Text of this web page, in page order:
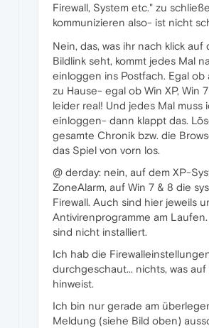
Firewall, System etc." zu
kommunizieren also- ist nicht
Nein, das, was ihr nach klick auf
Bildlink seht, kommt jedes Mal
einloggen ins Postfach. Egal
zu Hause- egal ob Win XP, Win
leider real! Und jedes Mal muss
einloggen- dann klappt das.
gesamte Chronik bzw. die
das Spiel von vorn los.
@ derday: nein, auf dem XP-
ZoneAlarm, auf Win 7 & 8 die
Firewall. Auch sind hier jeweils
Antivirenprogramme am
sind nicht installiert.
Ich hab die
durchgeschaut... nichts, was auf
hinweist.
Ich bin nur gerade am
Meldung (siehe Bild oben)